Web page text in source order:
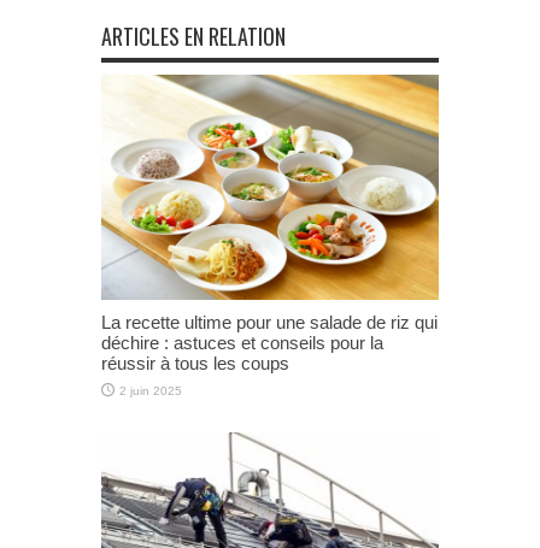
ARTICLES EN RELATION
La recette ultime pour une salade de riz qui
déchire : astuces et conseils pour la
réussir à tous les coups
2 juin 2025